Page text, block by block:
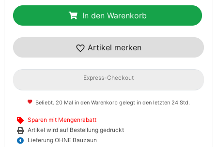
In den Warenkorb
Artikel merken
Express-Checkout
Beliebt. 20 Mal in den Warenkorb gelegt in den letzten 24 Std.
Sparen mit Mengenrabatt
Artikel wird auf Bestellung gedruckt
Lieferung OHNE Bauzaun